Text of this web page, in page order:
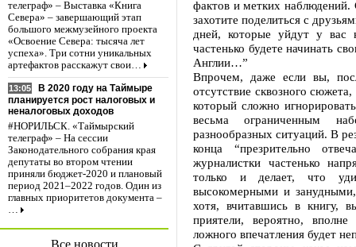
телеграф» – Выставка «Книга
Севера» – завершающий этап
большого межмузейного проекта
«Освоение Севера: тысяча лет
успеха». Три сотни уникальных
артефактов расскажут свои…
13:05
В 2020 году на Таймыре
планируется рост налоговых и
неналоговых доходов
#НОРИЛЬСК. «Таймырский
телеграф» – На сессии
Законодательного собрания края
депутаты во втором чтении
приняли бюджет-2020 и плановый
период 2021–2022 годов. Один из
главных приоритетов документа –
…
Все новости
фактов и метких
захотите поделиться с
дней, которые уйдут у вас
частенько будете начинать
Англии…”
Впрочем, даже если вы,
отсутствие сквозного
который сложно
весьма ограниченным
разнообразных ситуаций. В
конца “презрительно
журналистки частенько
только и делает, что
высокомерными и
хотя, вчитавшись в книгу,
приятели, вероятно,
ложного впечатления будет